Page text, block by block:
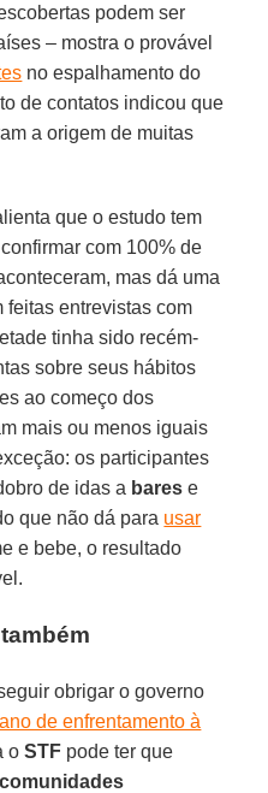
podem ser
– mostra o provável
no espalhamento do
de contatos indicou que
a origem de muitas
que o estudo tem
com 100% de
mas dá uma
feitas entrevistas com
tinha sido recém-
sobre seus hábitos
ao começo dos
mais ou menos iguais
os participantes
de idas a bares e
que não dá para usar
e bebe, o resultado
obrigar o governo
de enfrentamento à
oSTF pode ter que
comunidades